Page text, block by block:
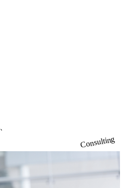
程を行う「一気通貫体制」が
持つコンサルタントが集うXs
)一部抜粋 - 伊勢山 昇吾氏:
木健仁氏：新卒でベイカレン
ーを経てXspearに参画 - 梶田
における戦略策定、DX戦略立
持ち、メディア・エンタメ業
NFT等の新規事業立案を得意と
ンチュア出身。金融業界を中
images/20260224131052_2abe7
https://storag
ャリア構築をめざす「キャリ
、月単位の決められた労働時
時刻を社員の自己裁量に委
図りながら効率的に働くこと
の完全週休2日制 2025年度の
夏季9日、年末年始9日） 有給
の場合）で、入社日に付与さ
Consulting